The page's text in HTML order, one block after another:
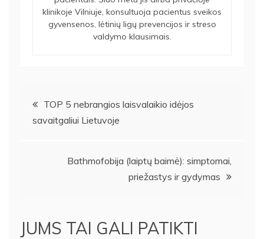
klinikoje Vilniuje, konsultuoja pacientus sveikos
gyvensenos, lėtinių ligų prevencijos ir streso
valdymo klausimais.
Navigacija
tarp
TOP 5 nebrangios laisvalaikio idėjos
savaitgaliui Lietuvoje
Bathmofobija (laiptų baimė): simptomai,
priežastys ir gydymas
JUMS TAI GALI PATIKTI